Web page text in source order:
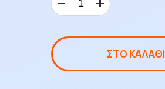
ΣΤΟ ΚΑΛΑΘΙ